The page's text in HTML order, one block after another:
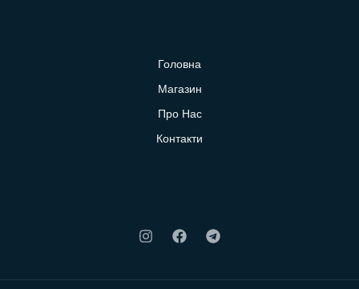
Головна
Магазин
Про Нас
Контакти